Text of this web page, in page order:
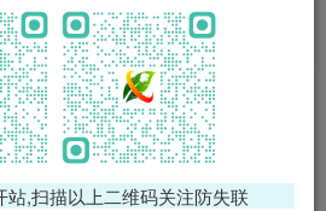
影视源码
影视源码
腾讯轻量4核4G3M服务器38元/
站,扫描以上二维码关注防失联